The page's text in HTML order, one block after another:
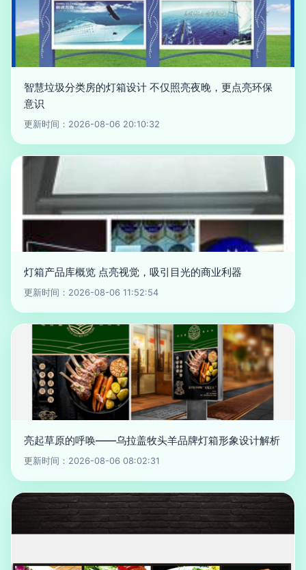
智慧垃圾分类房的灯箱设计 不仅照亮夜晚，更点亮环保
意识
更新时间：2026-08-06 20:10:32
灯箱产品库概览 点亮视觉，吸引目光的商业利器
更新时间：2026-08-06 11:52:54
亮起草原的呼唤——乌拉盖牧头羊品牌灯箱形象设计解析
更新时间：2026-08-06 08:02:31